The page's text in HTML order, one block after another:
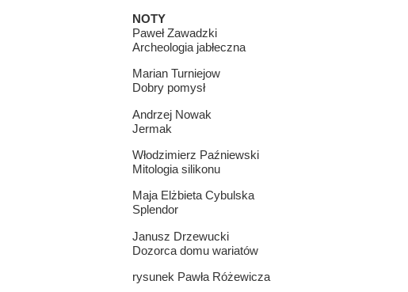
NOTY
Paweł Zawadzki
Archeologia jabłeczna
Marian Turniejow
Dobry pomysł
Andrzej Nowak
Jermak
Włodzimierz Paźniewski
Mitologia silikonu
Maja Elżbieta Cybulska
Splendor
Janusz Drzewucki
Dozorca domu wariatów
rysunek Pawła Różewicza